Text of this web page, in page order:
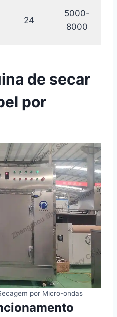
24
5000-
8000
de secar
por
por Micro-ondas